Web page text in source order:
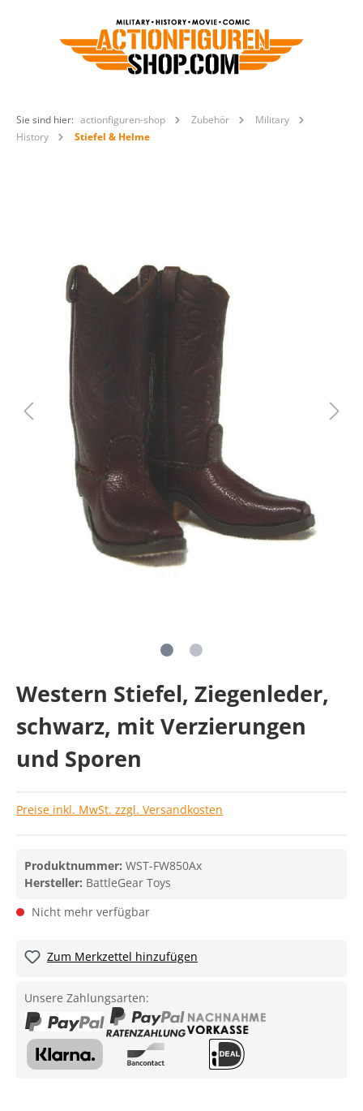
Sie sind hier: actionfiguren-shop Zubehör
Military
History
Stiefel & Helme
Western Stiefel, Ziegenleder,
schwarz, mit Verzierungen
und Sporen
Preise inkl. MwSt. zzgl. Versandkosten
Produktnummer: WST-FW850Ax
Hersteller: BattleGear Toys
Nicht mehr verfügbar
Zum Merkzettel hinzufügen
Unsere Zahlungsarten: